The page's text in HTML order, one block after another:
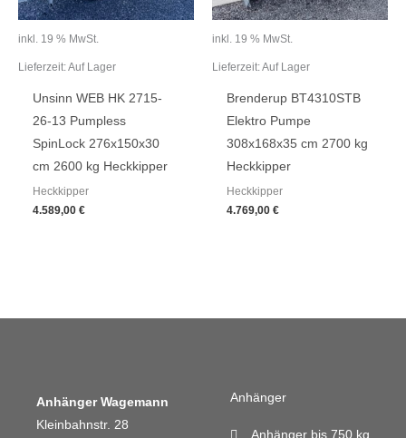
inkl. 19 % MwSt.
Lieferzeit:Auf Lager
Unsinn WEB HK 2715-
26-13 Pumpless
SpinLock 276x150x30
cm 2600 kg Heckkipper
Heckkipper
4.589,00€
inkl. 19 % MwSt.
Lieferzeit:Auf Lager
Brenderup BT4310STB
Elektro Pumpe
308x168x35 cm 2700 kg
Heckkipper
Heckkipper
4.769,00€
Anhänger Wagemann
Kleinbahnstr. 28
Anhänger
Anhänger bis 750 kg